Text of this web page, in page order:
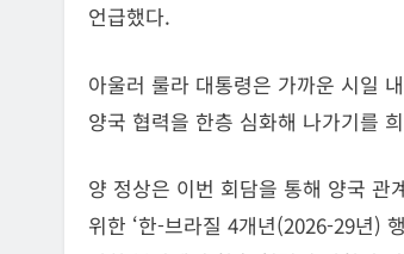
언급했다.
아울러 룰라 대통령은 가까운 시일
양국 협력을 한층 심화해 나가기를
양 정상은 이번 회담을 통해 양국 관
위한 ‘한-브라질 4개년(2026-29년)